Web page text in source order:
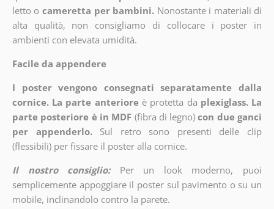
letto o cameretta per bambini. Nonostante i materiali di
alta qualità, non consigliamo di collocare i poster in
ambienti con elevata umidità.
Facile da appendere
I poster vengono consegnati separatamente dalla
cornice. La parte anteriore è protetta da plexiglass. La
parte posteriore è in MDF (fibra di legno) con due ganci
per appenderlo.
Sul retro sono presenti delle clip
(flessibili) per fissare il poster alla cornice.
Il nostro consiglio:
Per un look moderno, puoi
semplicemente appoggiare il poster sul pavimento o su un
mobile, inclinandolo contro la parete.